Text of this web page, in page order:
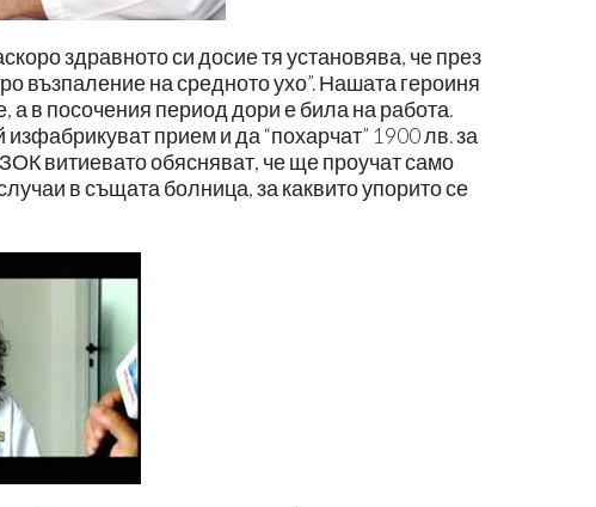
здравното си досие тя установява, че през
възпаление на средното ухо”. Нашата героиня
в посочения период дори е била на работа.
прием и да “похарчат” 1900 лв. за
витиевато обясняват, че ще проучат само
в същата болница, за каквито упорито се